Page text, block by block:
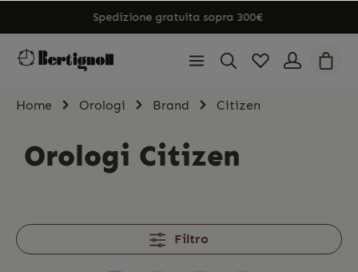
Spedizione gratuita sopra 300€
Home Orologi Brand Citizen
Orologi Citizen
Filtro